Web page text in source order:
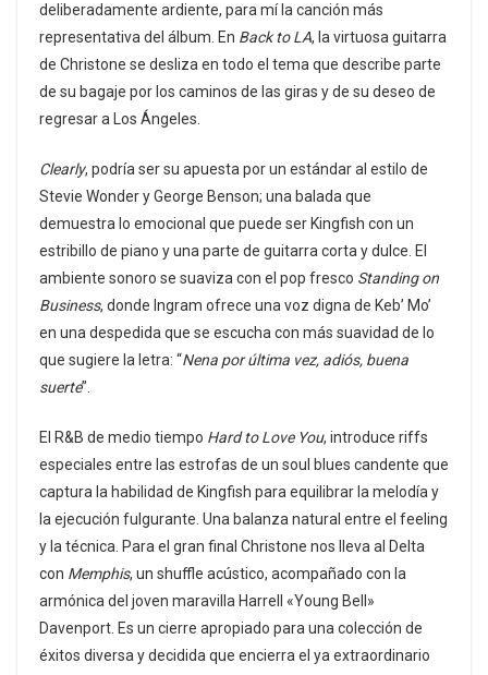
deliberadamente ardiente, para mí la canción más
representativa del álbum. En Back to LA, la virtuosa guitarra
de Christone se desliza en todo el tema que describe parte
de su bagaje por los caminos de las giras y de su deseo de
regresar a Los Ángeles.
Clearly, podría ser su apuesta por un estándar al estilo de
Stevie Wonder y George Benson; una balada que
demuestra lo emocional que puede ser Kingfish con un
estribillo de piano y una parte de guitarra corta y dulce. El
ambiente sonoro se suaviza con el pop fresco Standing on
Business, donde Ingram ofrece una voz digna de Keb’ Mo’
en una despedida que se escucha con más suavidad de lo
que sugiere la letra: “Nena por última vez, adiós, buena
suerte”.
El R&B de medio tiempo Hard to Love You, introduce riffs
especiales entre las estrofas de un soul blues candente que
captura la habilidad de Kingfish para equilibrar la melodía y
la ejecución fulgurante. Una balanza natural entre el feeling
y la técnica. Para el gran final Christone nos lleva al Delta
con Memphis, un shuffle acústico, acompañado con la
armónica del joven maravilla Harrell «Young Bell»
Davenport. Es un cierre apropiado para una colección de
éxitos diversa y decidida que encierra el ya extraordinario